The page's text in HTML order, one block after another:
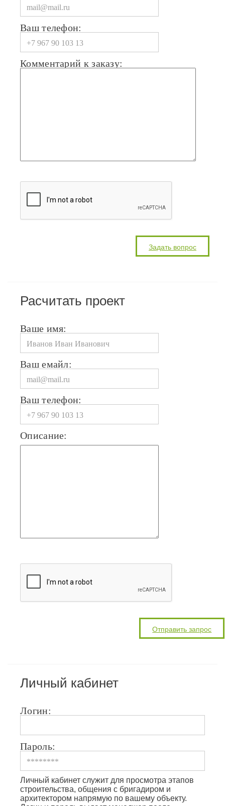
Ваш телефон:
Комментарий к заказу:
Расчитать проект
Ваше имя:
Ваш емайл:
Ваш телефон:
Описание:
Личный кабинет
Логин:
Пароль:
Личный кабинет служит для просмотра этапов
строительства, общения с бригадиром и
архитектором напрямую по вашему объекту.